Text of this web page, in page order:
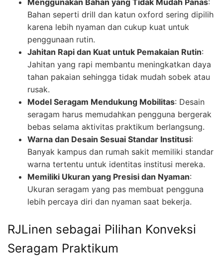
Bahan seperti drill dan katun oxford sering dipilih
karena lebih nyaman dan cukup kuat untuk
penggunaan rutin.
Jahitan Rapi dan Kuat untuk Pemakaian Rutin:
Jahitan yang rapi membantu meningkatkan daya
tahan pakaian sehingga tidak mudah sobek atau
rusak.
Model Seragam Mendukung Mobilitas: Desain
seragam harus memudahkan pengguna bergerak
bebas selama aktivitas praktikum berlangsung.
Warna dan Desain Sesuai Standar Institusi:
Banyak kampus dan rumah sakit memiliki standar
warna tertentu untuk identitas institusi mereka.
Memiliki Ukuran yang Presisi dan Nyaman:
Ukuran seragam yang pas membuat pengguna
lebih percaya diri dan nyaman saat bekerja.
RJLinen sebagai Pilihan Konveksi
Seragam Praktikum